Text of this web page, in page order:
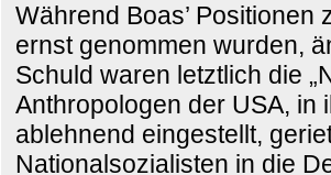
Während Boas’
ernst genommen wurden,
Schuld waren letztlich die
Anthropologen der USA, in
ablehnend eingestellt,
Nationalsozialisten in die